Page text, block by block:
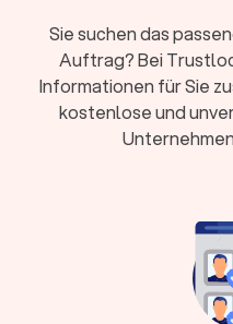
Stundenlohn bei
Zusatzkosten:Lange
Aufzug,
Spezialtransporte
Kurzfristige Buchung:
Trustlocal hilft:
Angebote, prüfen
Sie suchen das
Auftrag? Bei
Informationen für Sie
kostenlose und